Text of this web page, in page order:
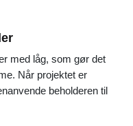
med låg, som gør det
Når projektet er
beholderen til